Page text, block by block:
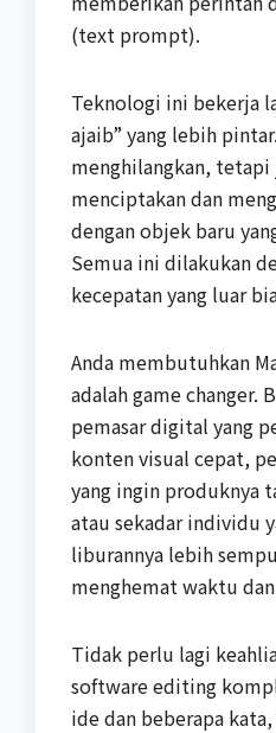
(text prompt).
Teknologi ini bekerja
ajaib” yang lebih
menghilangkan, tetapi
menciptakan dan
dengan objek baru
Semua ini dilakukan
kecepatan yang luar
Anda membutuhkan
adalah game changer.
pemasar digital yang
konten visual cepat,
yang ingin produknya
atau sekadar individu
liburannya lebih
menghemat waktu dan
Tidak perlu lagi
software editing
ide dan beberapa